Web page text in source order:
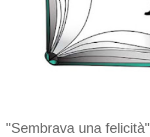
"Sembrava una felicità"